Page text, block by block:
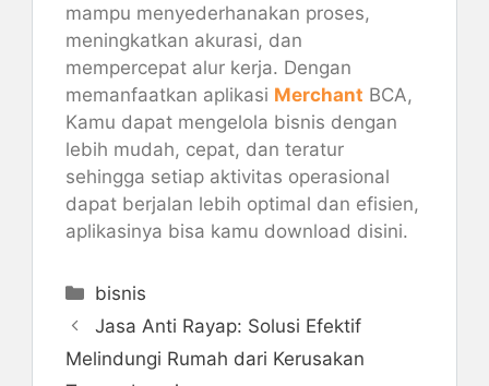
mampu menyederhanakan proses,
meningkatkan akurasi, dan
mempercepat alur kerja. Dengan
memanfaatkan aplikasi Merchant BCA,
Kamu dapat mengelola bisnis dengan
lebih mudah, cepat, dan teratur
sehingga setiap aktivitas operasional
dapat berjalan lebih optimal dan efisien,
aplikasinya bisa kamu download disini.
Kategori
bisnis
Jasa Anti Rayap: Solusi Efektif
Melindungi Rumah dari Kerusakan